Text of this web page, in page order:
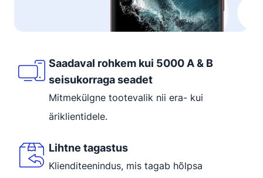
Saadaval rohkem kui 5000 A & B
seisukorraga seadet
Mitmekülgne tootevalik nii era- kui
äriklientidele.
Lihtne tagastus
Klienditeenindus, mis tagab hõlpsa